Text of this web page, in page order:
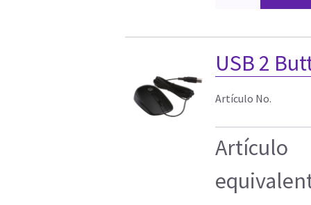
USB 2
Artículo No.
Artículo